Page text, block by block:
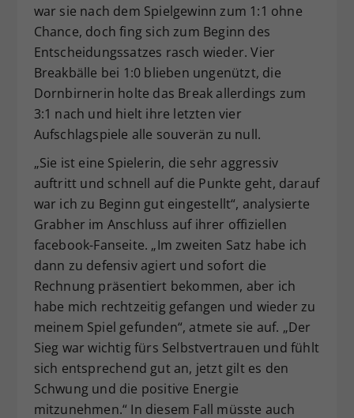
war sie nach dem Spielgewinn zum 1:1 ohne
Chance, doch fing sich zum Beginn des
Entscheidungssatzes rasch wieder. Vier
Breakbälle bei 1:0 blieben ungenützt, die
Dornbirnerin holte das Break allerdings zum
3:1 nach und hielt ihre letzten vier
Aufschlagspiele alle souverän zu null.
„Sie ist eine Spielerin, die sehr aggressiv
auftritt und schnell auf die Punkte geht, darauf
war ich zu Beginn gut eingestellt“, analysierte
Grabher im Anschluss auf ihrer offiziellen
facebook-Fanseite. „Im zweiten Satz habe ich
dann zu defensiv agiert und sofort die
Rechnung präsentiert bekommen, aber ich
habe mich rechtzeitig gefangen und wieder zu
meinem Spiel gefunden“, atmete sie auf. „Der
Sieg war wichtig fürs Selbstvertrauen und fühlt
sich entsprechend gut an, jetzt gilt es den
Schwung und die positive Energie
mitzunehmen.“ In diesem Fall müsste auch